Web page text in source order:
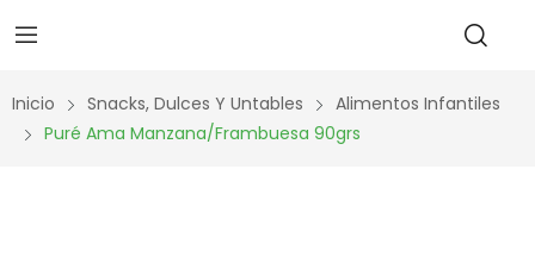
Inicio Snacks, Dulces Y Untables
Alimentos Infantiles
Puré Ama Manzana/frambuesa 90grs